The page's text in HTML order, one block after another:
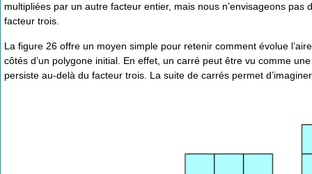
multipliées par un autre facteur entier, mais nous n’envisageons
facteur trois.
La figure 26 offre un moyen simple pour retenir comment évolue
côtés d’un polygone initial. En effet, un carré peut être vu comme
persiste au-delà du facteur trois. La suite de carrés permet